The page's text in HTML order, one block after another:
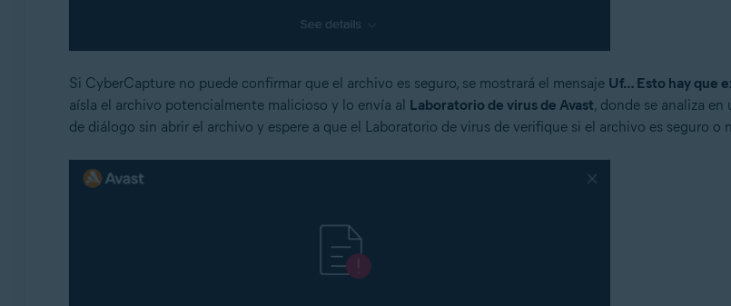
Si CyberCapture no puede confirmar que el archivo es seguro, se mostrará el mensaje Uf… Esto hay que
aísla el archivo potencialmente malicioso y lo envía al Laboratorio de virus de Avast, donde se analiza
de diálogo sin abrir el archivo y espere a que el Laboratorio de virus de verifique si el archivo es seguro o